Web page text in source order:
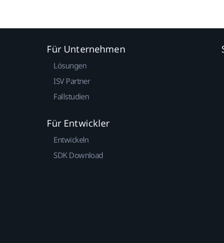
Für Unternehmen
Lösungen
ISV Partner
Fallstudien
Für Entwickler
Entwickeln
SDK Download